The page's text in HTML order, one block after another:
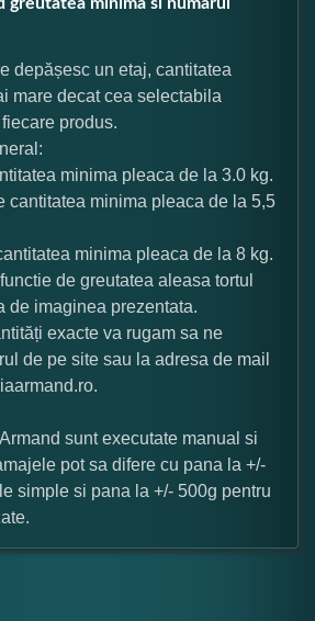
depășesc un etaj, cantitatea
mare decat cea selectabila
produs.
minima pleaca de la 3.0 kg.
cantitatea minima pleaca de la 5,5
minima pleaca de la 8 kg.
de greutatea aleasa tortul
de imaginea prezentata.
exacte va rugam sa ne
de pe site sau la adresa de mail
sunt executate manual si
pot sa difere cu pana la +/-
simple si pana la +/- 500g pentru